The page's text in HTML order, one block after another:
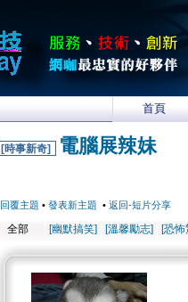
首頁
[時事新奇] 電腦展辣妹
回覆主題 • 發表新主題 • 返回-短片分享
全部 [幽默搞笑] [溫馨勵志] [恐怖